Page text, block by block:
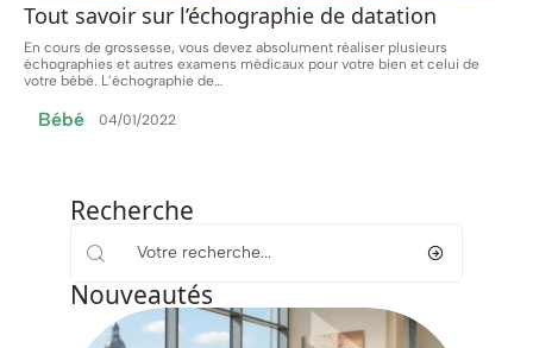
Tout savoir sur l’échographie de datation
En cours de grossesse, vous devez absolument réaliser plusieurs
échographies et autres examens médicaux pour votre bien et celui de
votre bébé. L’échographie de…
Bébé 04/01/2022
Recherche
Nouveautés